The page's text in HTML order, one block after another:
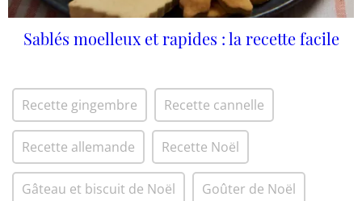
Sablés moelleux et rapides : la recette facile
Recette gingembre Recette cannelle
Recette allemande Recette Noël
Gâteau et biscuit de Noël Goûter de Noël